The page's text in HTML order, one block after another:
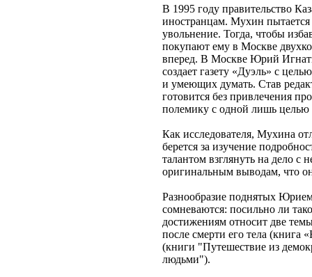
В 1995 году правительство
иностранцам. Мухин пытается
увольнение. Тогда, чтобы
покупают ему в Москве
вперед. В Москве Юрий
создает газету «Дуэль» с
и умеющих думать. Став
готовится без привлечения
полемику с одной лишь целью
Как исследователя, Мухина
берется за изучение
талантом взглянуть на дело
оригинальным выводам, что
Разнообразие поднятых
сомневаются: посильно ли
достижениям относит две
после смерти его тела (книга
(книги "Путешествие из
людьми").